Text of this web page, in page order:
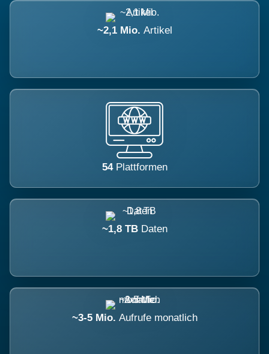
~2,1 Mio. Artikel
54 Plattformen
~1,8 TB Daten
~3-5 Mio. Aufrufe monatlich